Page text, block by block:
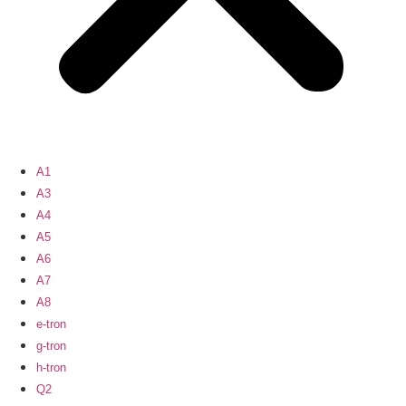
A1
A3
A4
A5
A6
A7
A8
e-tron
g-tron
h-tron
Q2